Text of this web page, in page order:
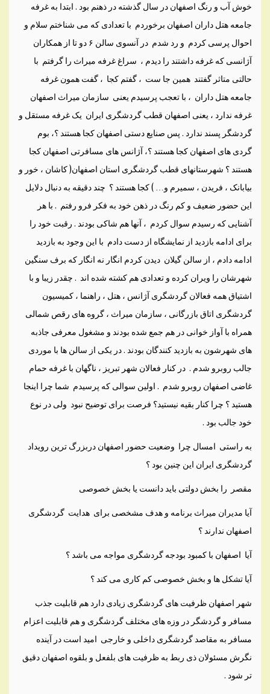
خوش آب و رنگ اصفهان در سال گذشته در ذهنم بود . ابتدا به غرفه
جامعه هتل داران اصفهان برخوردم با تعدادی که می شناختم سلام و
احوال پرسی کردم و رد شدم در آنسوی سالن ۶ دو تا از همکاران
آژانسی که غرفه داشتند را دیدم ، سراغ غرفه میراث را گرفتم با
حالتی متاثر گفتند همین جا ست ، گفتم کجا ، گفت همون غرفه
جامعه هتل داران ، با تعجب پرسیدم یعنی سازمان میراث اصفهان
غرفه ندارد ، یعنی اصفهان قطب گردشگری ایران یک غرفه مستقل و
گردشگر پسند ندارد . پس صنایع دستی اصفهان کجا هستند ؟، بوم
گردی های اصفهان کجا هستند ؟، آژانس های مسافرتی اصفهان کجا
هستند ؟ شهرستانهای قطب گردشگری استان اصفهان( کاشان ، خور و
بیابانک ، فریدن ، سمیرم و… ) کجا هستند ؟ چند دقیقه به دنبال دلایل
این حضور ضعیف و کم رنگ در ذهن خود به فکر فرو رفتم . با هر
آشنایی که رسیدم سوال کردم ، آنها هم شاکی بودند . رقبت خود را
برای ادامه بازدید از نمایشگاه از دست دادم با این وجود به بازدید
ادامه دادم ، از سالن گیلان دیدن کردم انگار نه انگار که برف سنگین
شهرشان را ویران کرده و تعدادی هم کشته شده اند . چقدر زیبا و با
اشتیاق همه فعالان گردشگری آژانس ، هتل ، راهنما ، کمیسیون
گردشگری اتاق بازرگانی ، سازمان میراث ، گروه های رقص شمالی
همراه با آواز خوانی در هم جمع شده بودند و مشغول معرفی جاذبه
های شهرشون به بازدید کنندگان بودند . در یکی از سالن ها با موردی
جالب روبرو شدم . در کنار فعالان شهر تبریز ، ناگهان با غرفه حمام
غاضی اصفهان روبرو شدم . اولین سوالی که پرسیدم شما چرا اینجا
هستید ؟ چرا کنار بقیه نیستید؟ فرصت برای توضیح نبود ولی در نوع
خود جالب بود .
به راستی امسال چرا وضعیت حضور اصفهان دربزرگ ترین رویداد
گردشگری ایران این چنین بود ؟
مقصر را بخش دولتی باید دانست یا بخش خصوصی
آیا مدیران میراث برنامه و هدف مشخصی برای هدایت گردشگری
اصفهان ندارند ؟
آیا اصفهان با کمبود بودجه گردشگری مواجه می باشد ؟
آیا تشکل ها و بخش خصوصی کم کاری می کند ؟
شهر اصفهان ظرفیت های گردشگری زیادی دارد هم قابلیت جذب
مسافر و گردشگر در وزه های مختلف گردشگری و هم قابلیت اعزام
مسافر به مقاصد گردشگری داخلی و خارجی امید است در آینده
نگرش مسئولان ذی ربط به ظرفیت های بلفعل و بلقوه اصفهان دقیق
تر شود .